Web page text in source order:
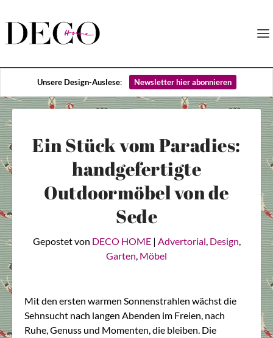
Unsere Design-Auslese: Newsletter hier abonnieren
Ein Stück vom Paradies:
handgefertigte
Outdoormöbel von de
Sede
Gepostet von DECO HOME| Advertorial, Design,
Garten, Möbel
Mit den ersten warmen Sonnenstrahlen wächst die
Sehnsucht nach langen Abenden im Freien, nach
Ruhe, Genuss und Momenten, die bleiben. Die